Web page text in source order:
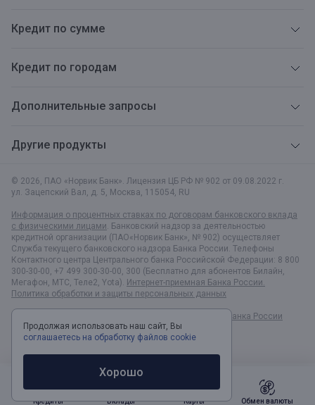
© 2026, ПАО «Норвик Банк». Лицензия ЦБ РФ № 902 от 09.08.2022 г.
ул. Зацепский Вал, д. 5, Москва, 115054, RU
Информация о процентных ставках по договорам банковского вклада
с физическими лицами. Банковский надзор за деятельностью
кредитной организации (ПАО«Норвик Банк», № 902) осуществляет
Служба текущего банковского надзора Банка России. Телефоны
Контактного центра Центрального банка Российской Федерации: 8 800
300-30-00, +7 499 300-30-00, 300 (Бесплатно для абонентов Билайн,
Мегафон, МТС, Теле2, Yota). Интернет-приемная Банка России.
Политика обработки и защиты персональных данных
Раскрытие информации в соответствии c Указанием Банка России
№6496-У
Кредит по сумме
Кредит по городам
Дополнительные запросы
Другие продукты
Продолжая использовать наш сайт, Вы
соглашаетесь на обработку файлов cookie
Хорошо
Кредиты Вклады Карты Обмен валюты